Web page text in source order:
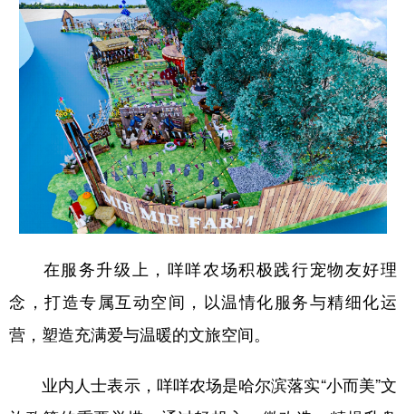
在服务升级上，咩咩农场积极践行宠物友好理
念，打造专属互动空间，以温情化服务与精细化运
营，塑造充满爱与温暖的文旅空间。
业内人士表示，咩咩农场是哈尔滨落实“小而美”文